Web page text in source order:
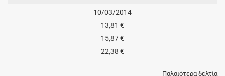
10/03/2014
13,81 €
15,87 €
22,38 €
Παλαιότερα δελτία